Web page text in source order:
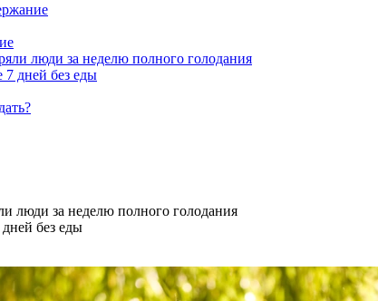
люди за неделю полного голодания
дней без еды
люди за неделю полного голодания
без еды